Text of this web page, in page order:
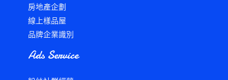
房地產企劃
線上樣品屋
品牌企業識別
Ads Service